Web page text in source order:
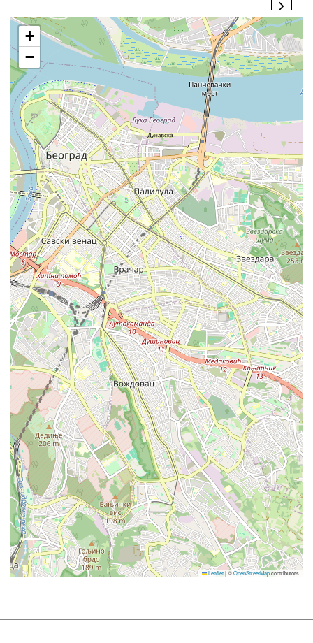
BIJELJINA
Stefana Dečanskog 250 - Bijeljina
BRATISLAVA
Rožňavská 1, 831 04 Bratislava, - Bratislava
BRNO
VIDENSKA 153/119 b - BRNO
DUBROVNIK
Gornja Čibača 8, Mlini - Dubrovnik
GNJILANE
+
−
Leaflet|©OpenStreetMapcontributors